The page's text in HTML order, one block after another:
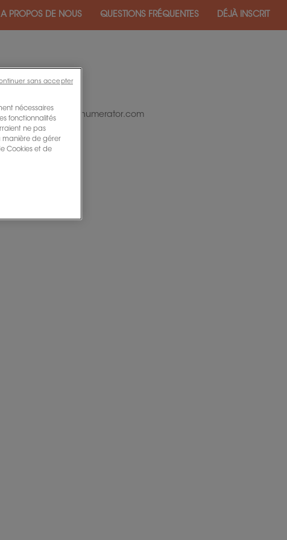
A PROPOS DE NOUS QUESTIONS FRÉQUENTES DÉJÀ INSCRIT
nécessaires
fonctionnalités
ne pas
manière de gérer
Cookies et de
sans accepter